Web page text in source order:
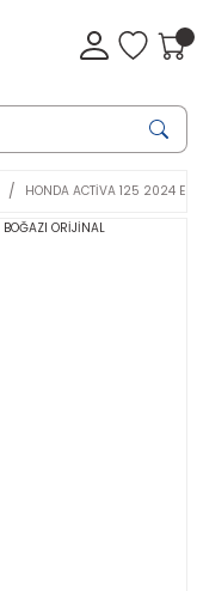
HONDA ACTİVA 125 2024